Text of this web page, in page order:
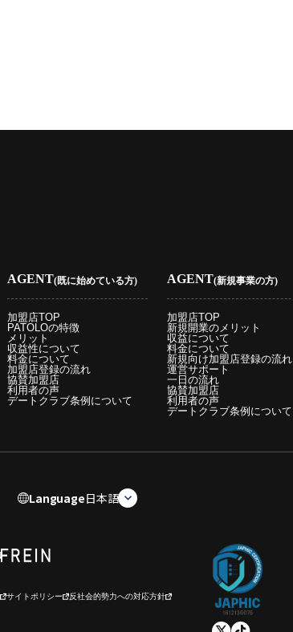
AGENT(既に始めている方)
加盟店TOP
PATOLOの特徴
メリット
収益性について
料金について
加盟店登録の流れ
協賛加盟店
利用者の声
デートクラブ条例について
AGENT(新規事業の方)
加盟店TOP
新規開業のメリット
収益について
料金について
新規向け加盟店登録の流れ
運営サポート
一日の流れ
協賛加盟店
利用者の声
デートクラブ条例について
Language日本語
サイトポリシー
反社会的勢力への対応方針